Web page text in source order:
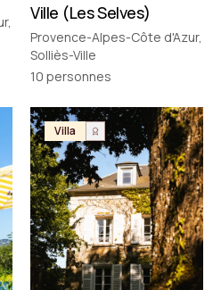
Ville (Les Selves)
Provence-Alpes-Côte d'Azur,
Solliès-Ville
10 personnes
Villa